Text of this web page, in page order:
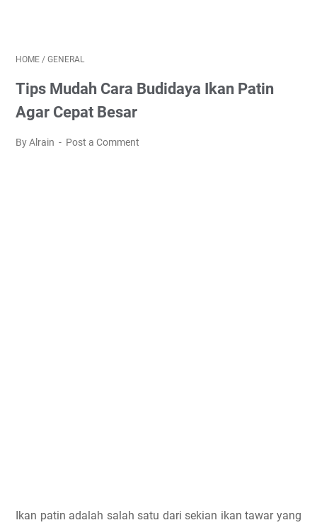
HOME / GENERAL
Tips Mudah Cara Budidaya Ikan Patin
Agar Cepat Besar
By Alrain Post a Comment
Ikan patin adalah salah satu dari sekian ikan tawar yang